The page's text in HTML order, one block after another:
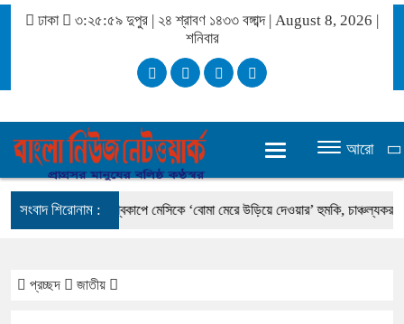
ঢাকা ৩:২৬:০ দুপুর|২৪ শ্রাবণ ১৪৩৩ বঙ্গাব্দ | August 8, 2026|
শনিবার
আরো
সংবাদ শিরোনাম :বিশ্বকাপে মেসিকে ‘বোমা মেরে উড়িয়ে দেওয়ার’ হুমকি, চাঞ্চল্যকর তথ্য
প্রচ্ছদ জাতীয়